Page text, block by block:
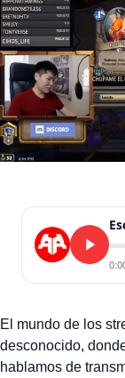
El mundo de los
desconocido,
hablamos de